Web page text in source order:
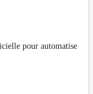
pour automatise